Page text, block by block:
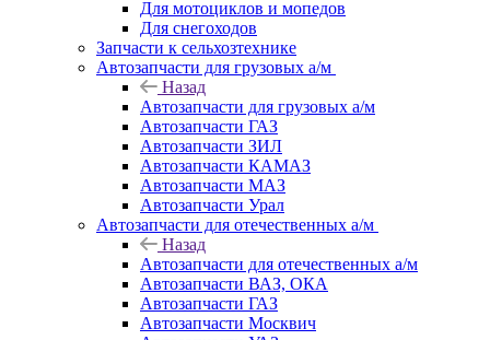
Для мотоциклов и мопедов
Для снегоходов
Запчасти к сельхозтехнике
Автозапчасти для грузовых а/м
Назад
Автозапчасти для грузовых а/м
Автозапчасти ГАЗ
Автозапчасти ЗИЛ
Автозапчасти КАМАЗ
Автозапчасти МАЗ
Автозапчасти Урал
Автозапчасти для отечественных а/м
Назад
Автозапчасти для отечественных а/м
Автозапчасти ВАЗ, ОКА
Автозапчасти ГАЗ
Автозапчасти Москвич